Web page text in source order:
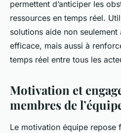
permettent d’anticiper les
ressources en temps réel.
solutions aide non
efficace, mais aussi à
temps réel entre tous les
Motivation et
membres de
Le motivation équipe repose